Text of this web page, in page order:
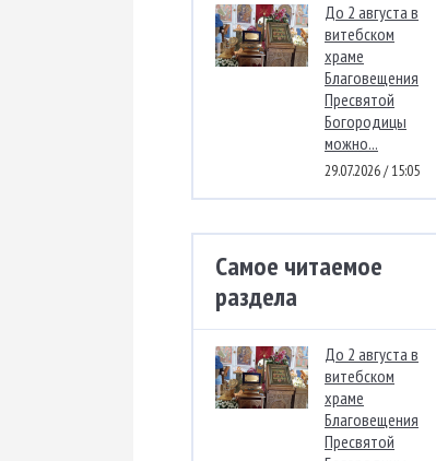
До 2 августа в
витебском
храме
Благовещения
Пресвятой
Богородицы
можно...
29.07.2026 / 15:05
Самое читаемое
раздела
До 2 августа в
витебском
храме
Благовещения
Пресвятой